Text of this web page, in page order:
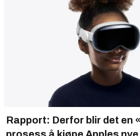
Rapport: Derfor blir det en